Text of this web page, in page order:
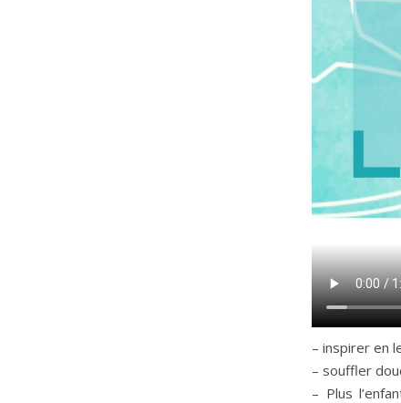
– inspirer en
– souffler
– Plus